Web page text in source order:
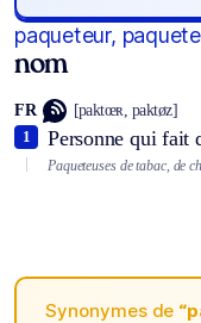
paqueteur,
nom
FR [paktœʀ, paktøz]
Personne qui fait
1
Paqueteuses de tabac, de
Synonymes de